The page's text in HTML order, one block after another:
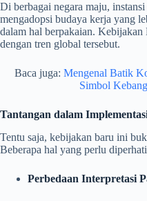
Di berbagai negara maju,
mengadopsi budaya kerja yang
dalam hal berpakaian. Kebijakan
dengan tren global tersebut.
Baca juga:Mengenal Batik
Simbol
Tantangan dalam
Tentu saja, kebijakan baru ini
Beberapa hal yang perlu
Perbedaan Interpretasi